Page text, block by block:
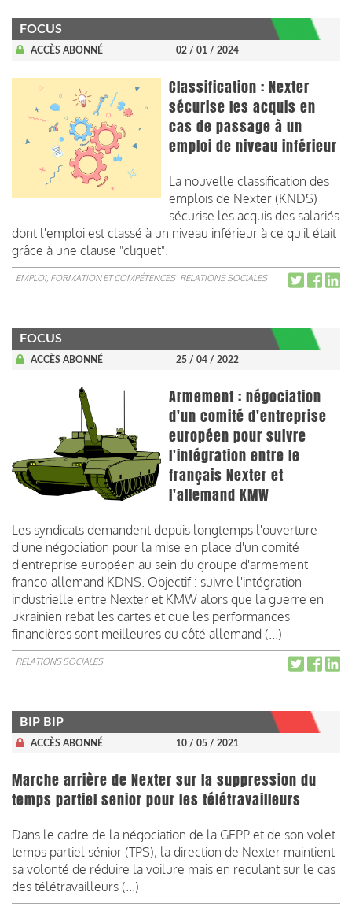
FOCUS
ACCÈS ABONNÉ 02 / 01 / 2024
Classification : Nexter
sécurise les acquis en
cas de passage à un
emploi de niveau inférieur
La nouvelle classification des
emplois de Nexter (KNDS)
sécurise les acquis des salariés
dont l'emploi est classé à un niveau inférieur à ce qu'il était
grâce à une clause "cliquet".
EMPLOI, FORMATION ET COMPÉTENCES RELATIONS SOCIALES
FOCUS
ACCÈS ABONNÉ 25 / 04 / 2022
Armement : négociation
d'un comité d'entreprise
européen pour suivre
l'intégration entre le
français Nexter et
l'allemand KMW
Les syndicats demandent depuis longtemps l'ouverture
d'une négociation pour la mise en place d'un comité
d'entreprise européen au sein du groupe d'armement
franco-allemand KDNS. Objectif : suivre l'intégration
industrielle entre Nexter et KMW alors que la guerre en
ukrainien rebat les cartes et que les performances
financières sont meilleures du côté allemand (...)
RELATIONS SOCIALES
BIP BIP
ACCÈS ABONNÉ 10 / 05 / 2021
Marche arrière de Nexter sur la suppression du
temps partiel senior pour les télétravailleurs
Dans le cadre de la négociation de la GEPP et de son volet
temps partiel sénior (TPS), la direction de Nexter maintient
sa volonté de réduire la voilure mais en reculant sur le cas
des télétravailleurs (...)